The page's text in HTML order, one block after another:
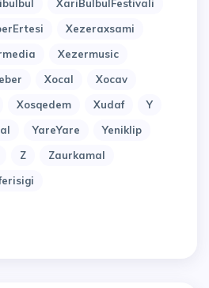
XariBulbulFestivali
Xezeraxsami
Xezermusic
Xocal
Xocav
Xosqedem Xudaf
Y
YareYare
Yeniklip
Z
Zaurkamal